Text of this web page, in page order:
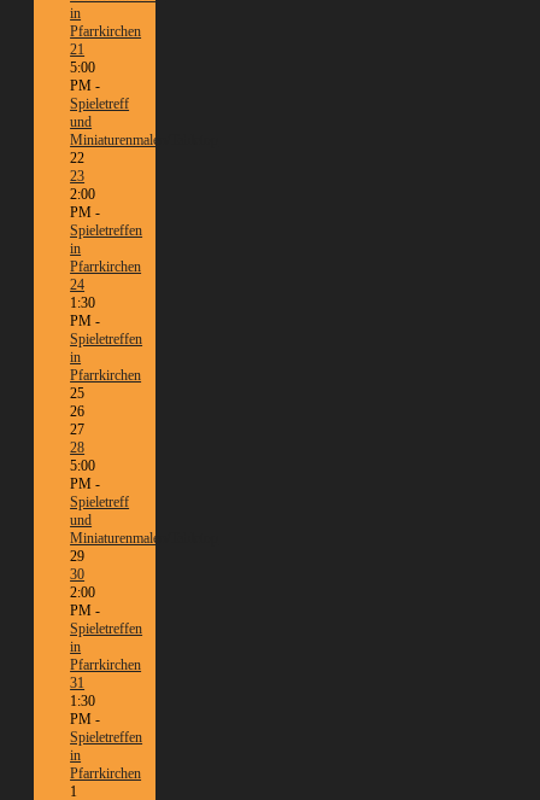
in
Pfarrkirchen
21
5:00
PM -
Spieletreff
und
Miniaturenmalen/Tabletop
22
23
2:00
PM -
Spieletreffen
in
Pfarrkirchen
24
1:30
PM -
Spieletreffen
in
Pfarrkirchen
25
26
27
28
5:00
PM -
Spieletreff
und
Miniaturenmalen/Tabletop
29
30
2:00
PM -
Spieletreffen
in
Pfarrkirchen
31
1:30
PM -
Spieletreffen
in
Pfarrkirchen
1